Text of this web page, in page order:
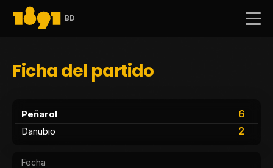
BD
Ficha del partido
Peñarol
6
2
Danubio
Fecha